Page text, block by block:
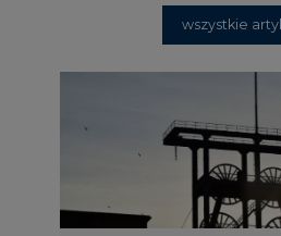
wszystkie